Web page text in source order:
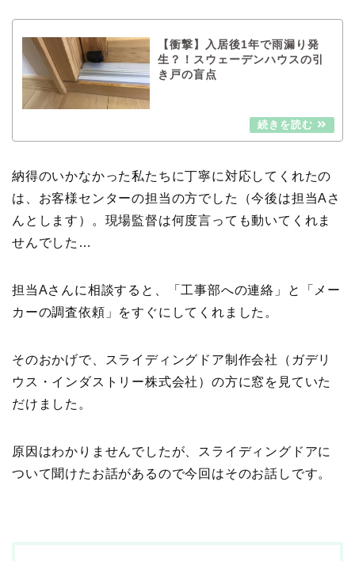
【衝撃】入居後1年で雨漏り発
生？！スウェーデンハウスの引
き戸の盲点
納得のいかなかった私たちに丁寧に対応してくれたの
は、お客様センターの担当の方でした（今後は担当Aさ
んとします）。現場監督は何度言っても動いてくれま
せんでした…
担当Aさんに相談すると、「工事部への連絡」と「メー
カーの調査依頼」をすぐにしてくれました。
そのおかげで、スライディングドア制作会社（ガデリ
ウス・インダストリー株式会社）の方に窓を見ていた
だけました。
原因はわかりませんでしたが、スライディングドアに
ついて聞けたお話があるので今回はそのお話しです。